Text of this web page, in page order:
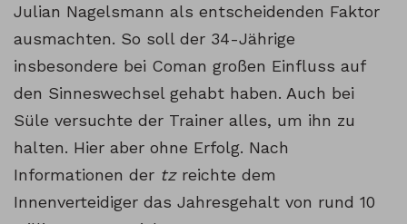
Julian Nagelsmann als entscheidenden Faktor
ausmachten. So soll der 34-Jährige
insbesondere bei Coman großen Einfluss auf
den Sinneswechsel gehabt haben. Auch bei
Süle versuchte der Trainer alles, um ihn zu
halten. Hier aber ohne Erfolg. Nach
Informationen der tz reichte dem
Innenverteidiger das Jahresgehalt von rund 10